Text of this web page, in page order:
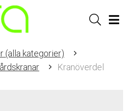
Sök
(alla kategorier)
Kranöverdel